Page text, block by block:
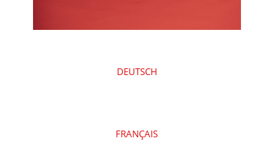
DEUTSCH
FRANÇAIS